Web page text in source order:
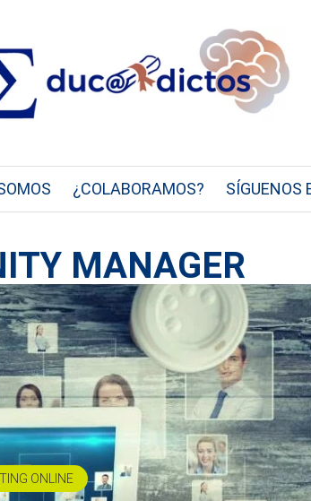
¿COLABORAMOS? SÍGUENOS
MANAGER
ONLINE